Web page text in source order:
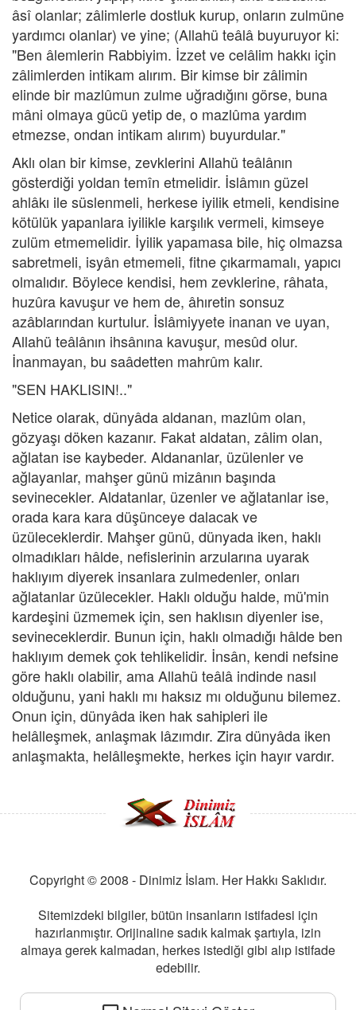
âsî olanlar; zâlimlerle dostluk kurup, onların zulmüne
yardımcı olanlar) ve yine; (Allahü teâlâ buyuruyor ki:
"Ben âlemlerin Rabbiyim. İzzet ve celâlim hakkı için
zâlimlerden intikam alırım. Bir kimse bir zâlimin
elinde bir mazlûmun zulme uğradığını görse, buna
mâni olmaya gücü yetip de, o mazlûma yardım
etmezse, ondan intikam alırım) buyurdular."
Aklı olan bir kimse, zevklerini Allahü teâlânın
gösterdiği yoldan temîn etmelidir. İslâmın güzel
ahlâkı ile süslenmeli, herkese iyilik etmeli, kendisine
kötülük yapanlara iyilikle karşılık vermeli, kimseye
zulüm etmemelidir. İyilik yapamasa bile, hiç olmazsa
sabretmeli, isyân etmemeli, fitne çıkarmamalı, yapıcı
olmalıdır. Böylece kendisi, hem zevklerine, râhata,
huzûra kavuşur ve hem de, âhıretin sonsuz
azâblarından kurtulur. İslâmiyyete inanan ve uyan,
Allahü teâlânın ihsânına kavuşur, mesûd olur.
İnanmayan, bu saâdetten mahrûm kalır.
"SEN HAKLISIN!.."
Netice olarak, dünyâda aldanan, mazlûm olan,
gözyaşı döken kazanır. Fakat aldatan, zâlim olan,
ağlatan ise kaybeder. Aldananlar, üzülenler ve
ağlayanlar, mahşer günü mizânın başında
sevinecekler. Aldatanlar, üzenler ve ağlatanlar ise,
orada kara kara düşünceye dalacak ve
üzüleceklerdir. Mahşer günü, dünyada iken, haklı
olmadıkları hâlde, nefislerinin arzularına uyarak
haklıyım diyerek insanlara zulmedenler, onları
ağlatanlar üzülecekler. Haklı olduğu halde, mü'min
kardeşini üzmemek için, sen haklısın diyenler ise,
sevineceklerdir. Bunun için, haklı olmadığı hâlde ben
haklıyım demek çok tehlikelidir. İnsân, kendi nefsine
göre haklı olabilir, ama Allahü teâlâ indinde nasıl
olduğunu, yani haklı mı haksız mı olduğunu bilemez.
Onun için, dünyâda iken hak sahipleri ile
helâlleşmek, anlaşmak lâzımdır. Zira dünyâda iken
anlaşmakta, helâlleşmekte, herkes için hayır vardır.
Copyright © 2008 - Dinimiz İslam. Her Hakkı Saklıdır.
Sitemizdeki bilgiler, bütün insanların istifadesi için
hazırlanmıştır. Orijinaline sadık kalmak şartıyla, izin
almaya gerek kalmadan, herkes istediği gibi alıp istifade
edebilir.